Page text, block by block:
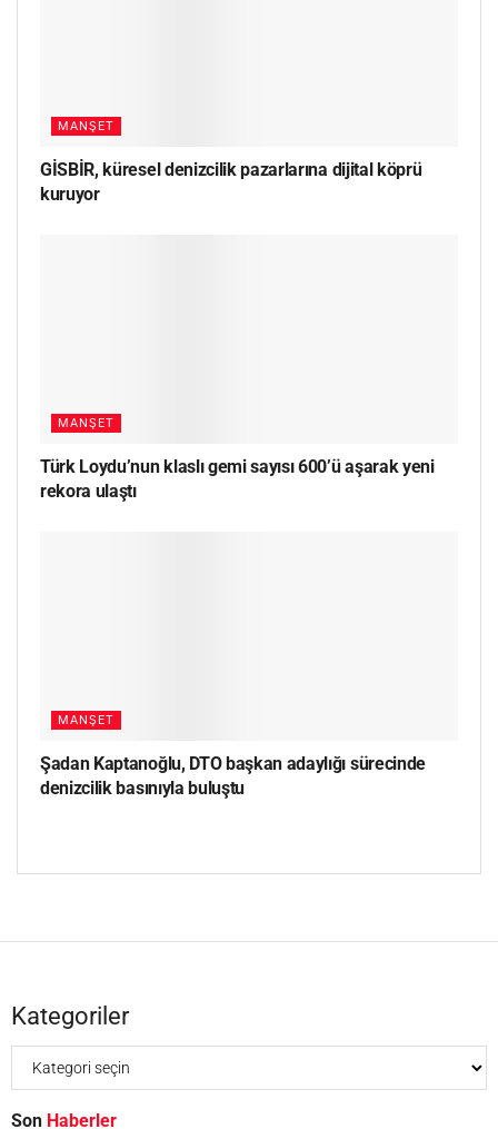
MANŞET
GİSBİR, küresel denizcilik pazarlarına dijital köprü
kuruyor
MANŞET
Türk Loydu’nun klaslı gemi sayısı 600’ü aşarak yeni
rekora ulaştı
MANŞET
Şadan Kaptanoğlu, DTO başkan adaylığı sürecinde
denizcilik basınıyla buluştu
Kategoriler
Son Haberler